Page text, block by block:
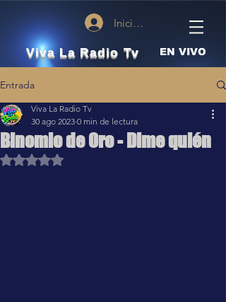
Iniciar sesión
Viva La Radio Tv EN VIVO
Entrada
Binomio de Oro - Dime quién
Viva La Radio Tv
30 ago 2023 0 min de lectura
Obtuvo NaN de 5 estrellas.